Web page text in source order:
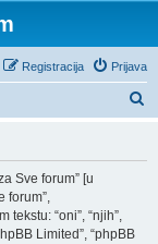
Prijava
Registracija
Sve forum” [u
forum”,
tekstu: “oni”, “njih”,
Limited”, “phpBB